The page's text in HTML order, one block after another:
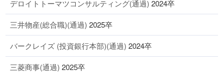
デロイトトーマツコンサルティング(通過) 2024卒
三井物産(総合職)(通過) 2025卒
バークレイズ (投資銀行本部)(通過) 2024卒
三菱商事(通過) 2025卒